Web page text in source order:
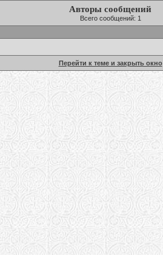
Авторы сообщений
Всего сообщений: 1
Перейти к теме и закрыть окно